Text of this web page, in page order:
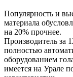
Популярность и
материала
на 20% прочнее.
Производитель за
полностью
оборудованием
имеется на Урале